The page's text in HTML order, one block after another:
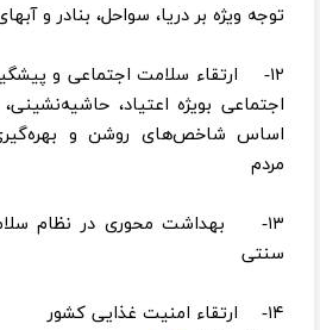
توجه ویژه بر دریا، سواحل، بنادر و
۱۲- ارتقاء سلامت اجتماعی و
اجتماعی بویژه اعتیاد،
اساس شاخص‌های روشن و
مردم
۱۳- بهداشت محوری در نظام
سنتی
۱۴- ارتقاء امنیت غذایی کشور